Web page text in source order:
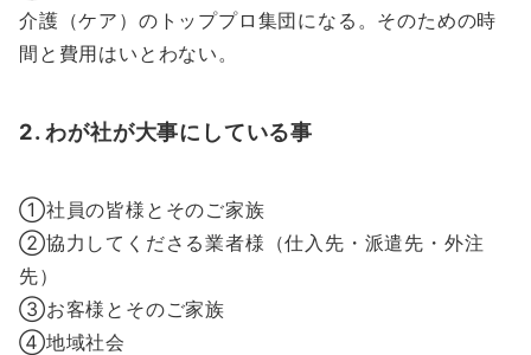
介護（ケア）のトッププロ集団になる。そのための時
間と費用はいとわない。
2. わが社が大事にしている事
①社員の皆様とそのご家族
②協力してくださる業者様（仕入先・派遣先・外注
先）
③お客様とそのご家族
④地域社会